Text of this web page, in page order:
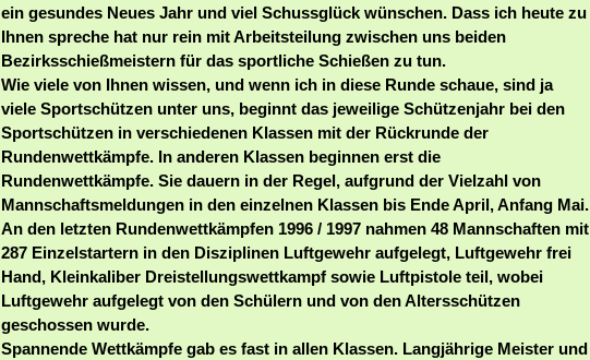
ein gesundes Neues Jahr und viel Schussglück wünschen. Dass ich heute zu
Ihnen spreche hat nur rein mit Arbeitsteilung zwischen uns beiden
Bezirksschießmeistern für das sportliche Schießen zu tun.
Wie viele von Ihnen wissen, und wenn ich in diese Runde schaue, sind ja
viele Sportschützen unter uns, beginnt das jeweilige Schützenjahr bei den
Sportschützen in verschiedenen Klassen mit der Rückrunde der
Rundenwettkämpfe. In anderen Klassen beginnen erst die
Rundenwettkämpfe. Sie dauern in der Regel, aufgrund der Vielzahl von
Mannschaftsmeldungen in den einzelnen Klassen bis Ende April, Anfang Mai.
An den letzten Rundenwettkämpfen 1996 / 1997 nahmen 48 Mannschaften mit
287 Einzelstartern in den Disziplinen Luftgewehr aufgelegt, Luftgewehr frei
Hand, Kleinkaliber Dreistellungswettkampf sowie Luftpistole teil, wobei
Luftgewehr aufgelegt von den Schülern und von den Altersschützen
geschossen wurde.
Spannende Wettkämpfe gab es fast in allen Klassen. Langjährige Meister und